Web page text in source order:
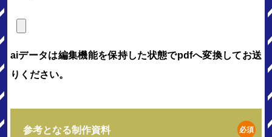
aiデータは編集機能を保持した状態でpdfへ変換してお送
りください。
参考となる制作資料 必須